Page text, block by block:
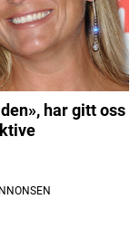
har gitt oss